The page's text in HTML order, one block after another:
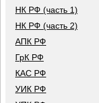
НК РФ (часть 1)
НК РФ (часть 2)
АПК РФ
ГрК РФ
КАС РФ
УИК РФ